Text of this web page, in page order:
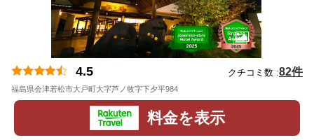
4.5 クチコミ数 :82件
福島県会津若松市大戸町大字芦ノ牧字下夕平984
料金を表示